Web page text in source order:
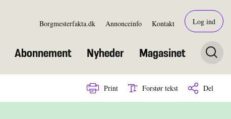
Borgmesterfakta.dk Annonceinfo Kontakt Log ind
Abonnement Nyheder Magasinet
Print Forstør tekst Del